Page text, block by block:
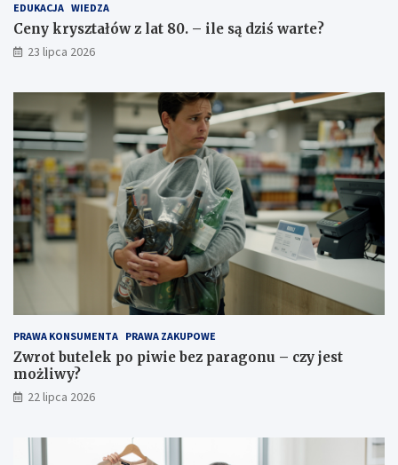
EDUKACJA WIEDZA
Ceny kryształów z lat 80. – ile są dziś warte?
23 lipca 2026
PRAWA KONSUMENTA PRAWA ZAKUPOWE
Zwrot butelek po piwie bez paragonu – czy jest
możliwy?
22 lipca 2026